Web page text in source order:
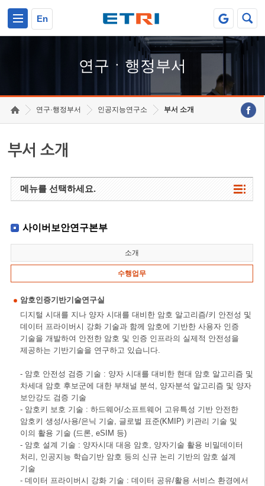
En
연구ㆍ행정부서
연구·행정부서 인공지능연구소 부서 소개
부서 소개
메뉴를 선택하세요.
사이버보안연구본부
소개
수행업무
암호인증기반기술연구실
디지털 시대를 지나 양자 시대를 대비한 암호 알고리즘/키 안전성 및
데이터 프라이버시 강화 기술과 함께 암호에 기반한 사용자 인증
기술을 개발하여 안전한 암호 및 인증 인프라의 실제적 안전성을
제공하는 기반기술을 연구하고 있습니다.
- 암호 안전성 검증 기술 : 양자 시대를 대비한 현대 암호 알고리즘 및
차세대 암호 후보군에 대한 부채널 분석, 양자분석 알고리즘 및 양자
보안강도 검증 기술
- 암호키 보호 기술 : 하드웨어/소프트웨어 고유특성 기반 안전한
암호키 생성/사용/은닉 기술, 글로벌 표준(KMIP) 키관리 기술 및
이의 활용 기술 (드론, eSIM 등)
- 암호 설계 기술 : 양자시대 대응 암호, 양자기술 활용 비밀데이터
처리, 인공지능 학습기반 암호 등의 신규 논리 기반의 암호 설계
기술
- 데이터 프라이버시 강화 기술 : 데이터 공유/활용 서비스 환경에서